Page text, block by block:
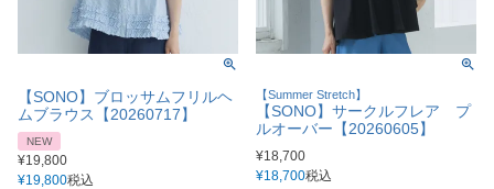
【SONO】ブロッサムフリルヘ
ムブラウス【20260717】
NEW
¥19,800
¥19,800税込
【Summer Stretch】
【SONO】サークルフレア プ
ルオーバー【20260605】
¥18,700
¥18,700税込